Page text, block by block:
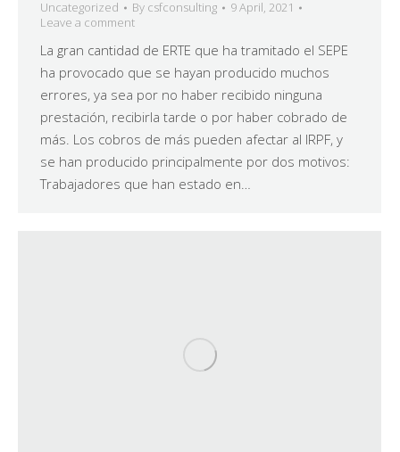
Uncategorized By csfconsulting
9 April, 2021
Leave a comment
La gran cantidad de ERTE que ha tramitado el SEPE
ha provocado que se hayan producido muchos
errores, ya sea por no haber recibido ninguna
prestación, recibirla tarde o por haber cobrado de
más. Los cobros de más pueden afectar al IRPF, y
se han producido principalmente por dos motivos:
Trabajadores que han estado en…